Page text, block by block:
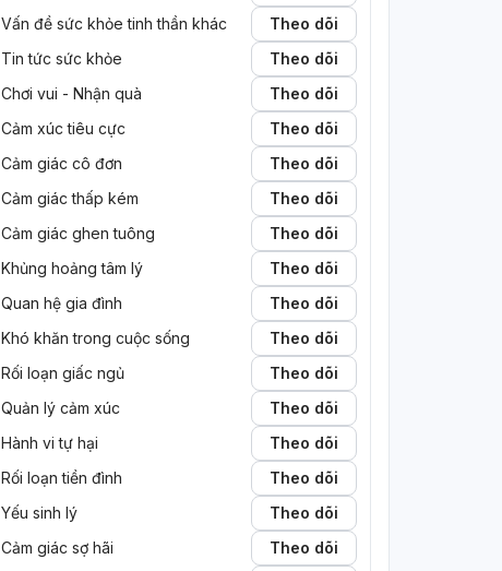
Vấn đề sức khỏe tinh thần khác
Theo dõi
Tin tức sức khỏe
Theo dõi
Chơi vui - Nhận quà
Theo dõi
Cảm xúc tiêu cực
Theo dõi
Cảm giác cô đơn
Theo dõi
Cảm giác thấp kém
Theo dõi
Cảm giác ghen tuông
Theo dõi
Khủng hoảng tâm lý
Theo dõi
Quan hệ gia đình
Theo dõi
Khó khăn trong cuộc sống
Theo dõi
Rối loạn giấc ngủ
Theo dõi
Quản lý cảm xúc
Theo dõi
Hành vi tự hại
Theo dõi
Rối loạn tiền đình
Theo dõi
Yếu sinh lý
Theo dõi
Cảm giác sợ hãi
Theo dõi